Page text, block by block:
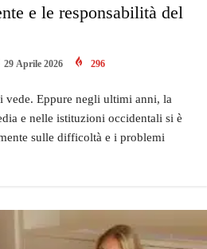
e le responsabilità del
29 Aprile 2026 296
vede. Eppure negli ultimi anni, la
e nelle istituzioni occidentali si è
sulle difficoltà e i problemi